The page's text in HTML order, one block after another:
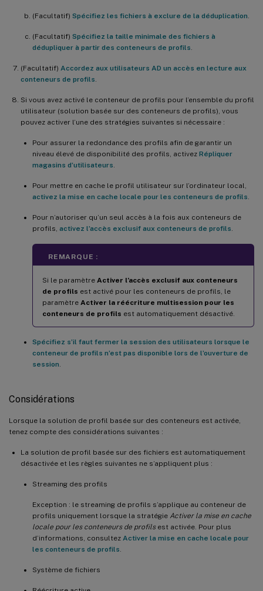
(Facultatif) Spécifiez les fichiers à exclure de la déduplication
(Facultatif) Spécifiez la taille minimale des fichiers à
dédupliquer à partir des conteneurs de profils
(Facultatif) Accordez aux utilisateurs AD un accès en lecture aux
conteneurs de profils
Si vous avez activé le conteneur de profils pour l’ensemble du profil
utilisateur (solution basée sur des conteneurs de profils), vous
pouvez activer l’une des stratégies suivantes si nécessaire :
Pour assurer la redondance des profils afin de garantir un
niveau élevé de disponibilité des profils, activez Répliquer
magasins d’utilisateurs
Pour mettre en cache le profil utilisateur sur l’ordinateur local,
activez la mise en cache locale pour les conteneurs de profils
Pour n’autoriser qu’un seul accès à la fois aux conteneurs de
profils, activez l’accès exclusif aux conteneurs de profils
REMARQUE :
Si le paramètre Activer l’accès exclusif aux conteneurs
de profils est activé pour les conteneurs de profils, le
paramètre Activer la réécriture multisession pour les
conteneurs de profils est automatiquement désactivé.
Spécifiez s’il faut fermer la session des utilisateurs lorsque le
conteneur de profils n’est pas disponible lors de l’ouverture de
session
Considérations
Lorsque la solution de profil basée sur des conteneurs est activée,
tenez compte des considérations suivantes :
La solution de profil basée sur des fichiers est automatiquement
désactivée et les règles suivantes ne s’appliquent plus :
Streaming des profils
Exception : le streaming de profils s’applique au conteneur de
profils uniquement lorsque la stratégie Activer la mise en cache
locale pour les conteneurs de profilsest activée. Pour plus
d’informations, consultez Activer la mise en cache locale pour
les conteneurs de profils
Système de fichiers